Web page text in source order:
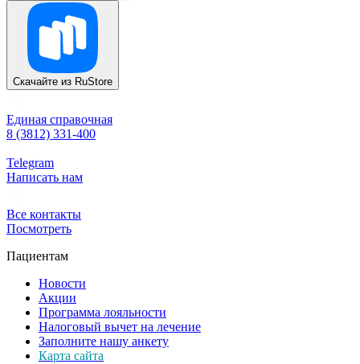
Скачайте из RuStore
Единая справочная
8 (3812) 331-400
Telegram
Написать нам
Все контакты
Посмотреть
Пациентам
Новости
Акции
Программа лояльности
Налоговый вычет на лечение
Заполните нашу анкету
Карта сайта